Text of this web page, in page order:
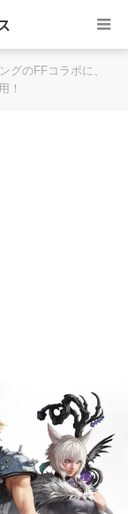
グのFFコラボに、
！